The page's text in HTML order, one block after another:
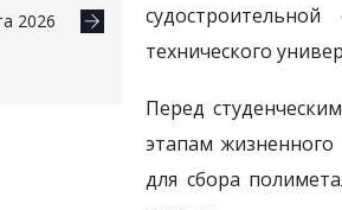
2026
технического
Перед
этапам
для сбора